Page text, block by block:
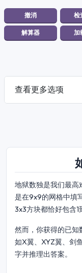
查看更多选项
地狱数独是我们最高
是在9x9的网格中填
3x3方块都恰好包含1
然而，你获得的已知
如X翼、XYZ翼、剑
字并推理出答案。